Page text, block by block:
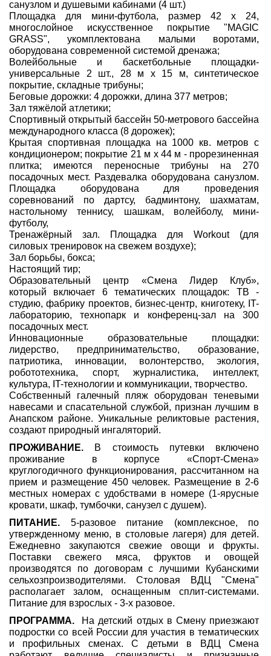
санузлом и душевыми кабинами (4 шт.)
Площадка для мини-футбола, размер 42 х 24,
многослойное искусственное покрытие "MAGIC
GRASS", укомплектована малыми воротами,
оборудована современной системой дренажа;
Волейбольные и баскетбольные площадки-
универсальные 2 шт., 28 м х 15 м, синтетическое
покрытие, складные трибуны;
Беговые дорожки: 4 дорожки, длина 377 метров;
Зал тяжёлой атлетики;
Спортивный открытый бассейн 50-метрового бассейна
международного класса (8 дорожек);
Крытая спортивная площадка на 1000 кв. метров с
кондиционером; покрытие 21 м х 44 м - прорезиненная
плитка; имеются переносные трибуны на 270
посадочных мест. Раздевалка оборудована санузлом.
Площадка оборудована для проведения
соревнований по дартсу, бадминтону, шахматам,
настольному теннису, шашкам, волейболу, мини-
футболу,
Тренажёрный зал. Площадка для Workout (для
силовых тренировок на свежем воздухе);
Зал борьбы, бокса;
Настоящий тир;
Образовательный центр «Смена Лидер Клуб»,
который включает 6 тематических площадок: ТВ -
студию, фабрику проектов, бизнес-центр, книготеку, IT-
лабораторию, технопарк и конференц-зал на 300
посадочных мест.
Инновационные образовательные площадки:
лидерство, предпринимательство, образование,
патриотика, инновации, волонтерство, экология,
робототехника, спорт, журналистика, интеллект,
культура, IT-технологии и коммуникации, творчество.
Собственный галечный пляж оборудован теневыми
навесами и спасательной службой, признан лучшим в
Анапском районе. Уникальные реликтовые растения,
создают природный ингаляторий.
ПРОЖИВАНИЕ. В стоимость путевки включено
проживание в корпусе «Спорт-Смена»
круглогодичного функционирования, рассчитанном на
прием и размещение 450 человек. Размещение в 2-6
местных номерах с удобствами в номере (1-ярусные
кровати, шкаф, тумбочки, санузел с душем).
ПИТАНИЕ. 5-разовое питание (комплексное, по
утвержденному меню, в столовые лагеря) для детей.
Ежедневно закупаются свежие овощи и фрукты.
Поставки свежего мяса, фруктов и овощей
производятся по договорам с лучшими Кубанскими
сельхозпроизводителями. Столовая ВДЦ "Смена"
располагает залом, оснащенным сплит-системами.
Питание для взрослых - 3-х разовое.
ПРОГРАММА.
На детский отдых в Смену приезжают
подростки со всей России для участия в тематических
и профильных сменах. С детьми в ВДЦ Смена